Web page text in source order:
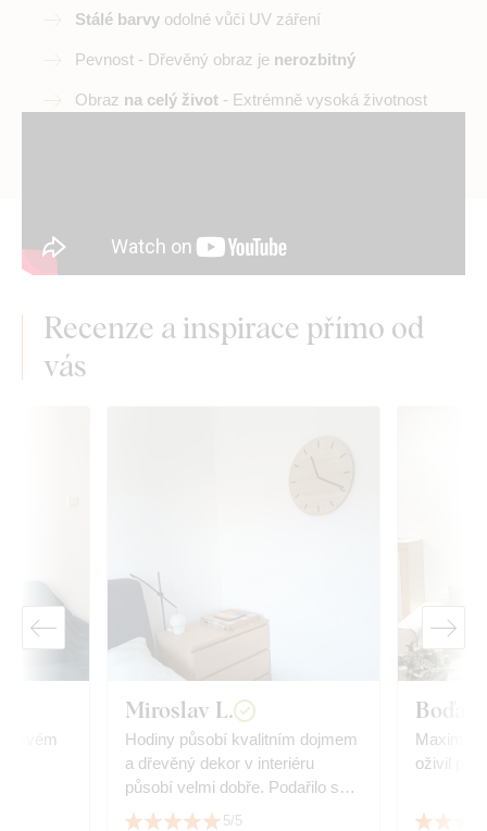
Stálé barvy odolné vůči UV záření
Pevnost - Dřevěný obraz je nerozbitný
Obraz na celý život - Extrémně vysoká životnost
Recenze a inspirace přímo od
vás
svém
Miroslav L.
Hodiny působí kvalitním dojmem
a dřevěný dekor v interiéru
působí velmi dobře. Podařilo se
sladit s dekorem podlahy.
5/5
Boďa
Maximální
oživil